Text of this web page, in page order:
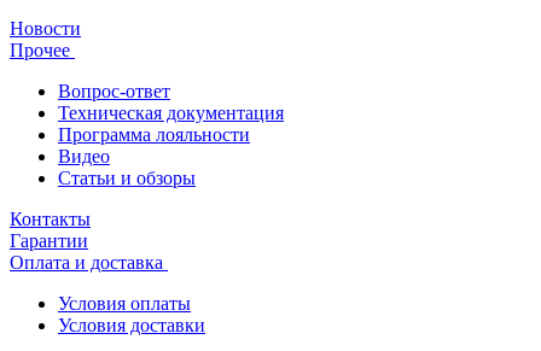
Новости
Прочее
Вопрос-ответ
Техническая документация
Программа лояльности
Видео
Статьи и обзоры
Контакты
Гарантии
Оплата и доставка
Условия оплаты
Условия доставки